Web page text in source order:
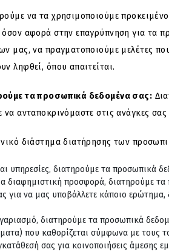
να τα χρησιμοποιούμε
όσον αφορά στην επαγρύπνηση για τα
μας, να πραγματοποιούμε μελέτες
ληφθεί, όπου απαιτείται.
τα προσωπικά δεδομένα σας:
να ανταποκρινόμαστε στις ανάγκες
διάστημα διατήρησης των
υπηρεσίες, διατηρούμε τα προσωπικά
διαφημιστική προσφορά, διατηρούμε
για να μας υποβάλλετε κάποιο
διατηρούμε τα προσωπικά
που καθορίζεται σύμφωνα με τους
σας για κοινοποιήσεις